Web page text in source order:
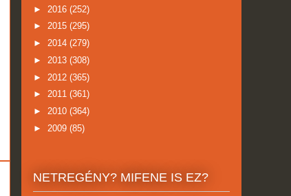
► 2016 (252)
► 2015 (295)
► 2014 (279)
► 2013 (308)
► 2012 (365)
► 2011 (361)
► 2010 (364)
► 2009 (85)
NETREGÉNY? MIFENE IS EZ?